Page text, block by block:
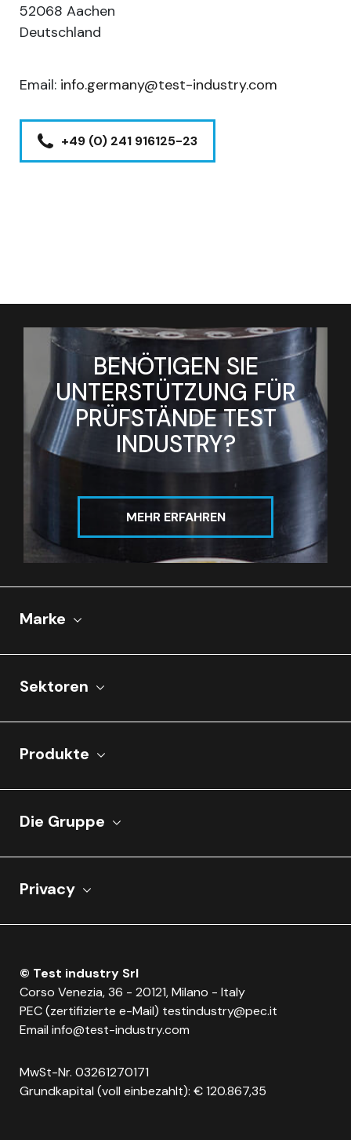
52068 Aachen
Deutschland
Email: info.germany@test-industry.com
+49 (0) 241 916125-23
BENÖTIGEN SIE
UNTERSTÜTZUNG FÜR
PRÜFSTÄNDE TEST
INDUSTRY?
MEHR ERFAHREN
Marke
Sektoren
Produkte
Die Gruppe
Privacy
© Test industry Srl
Corso Venezia, 36 - 20121, Milano - Italy
PEC (zertifizierte e-Mail) testindustry@pec.it
Email info@test-industry.com
MwSt-Nr. 03261270171
Grundkapital (voll einbezahlt): € 120.867,35